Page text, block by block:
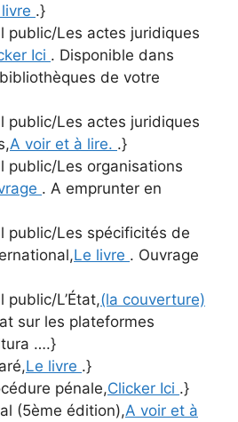
.}
public/Les actes juridiques
Ici . Disponible dans
de votre
public/Les actes juridiques
A voir et à lire. .}
public/Les organisations
. A emprunter en
public/Les spécificités de
Le livre . Ouvrage
public/L’État,(la couverture)
sur les plateformes
….}
Le livre .}
pénale,Clicker Ici .}
(5ème édition),A voir et à